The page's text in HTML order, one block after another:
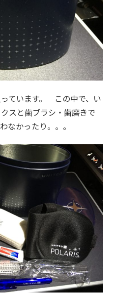
ています。 この中で、い
スと歯ブラシ・歯磨きで
かったり。。。